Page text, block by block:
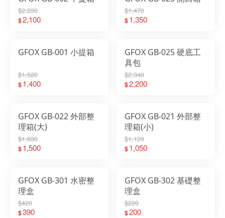
$2,230
$2,100
$1,470
$1,350
GFOX GB-001 小提箱
$1,520
$1,400
GFOX GB-025 硬底工
具包
$2,340
$2,200
GFOX GB-022 外部整
理箱(大)
$1,630
$1,500
GFOX GB-021 外部整
理箱(小)
$1,120
$1,050
GFOX GB-301 水密整
理盒
$420
$390
GFOX GB-302 基礎整
理盒
$220
$200